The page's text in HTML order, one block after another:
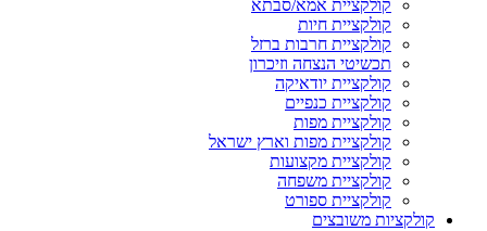
קולקציית אמא/סבתא
קולקציית חיות
קולקציית חרבות ברזל
תכשיטי הנצחה וזיכרון
קולקציית יודאיקה
קולקציית כנפיים
קולקציית מפות
קולקציית מפות וארץ ישראל
קולקציית מקצועות
קולקציית משפחה
קולקציית ספורט
קולקציות משובצים